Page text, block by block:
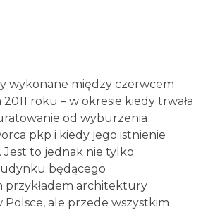
wykonane między czerwcem
roku – w okresie kiedy trwała
od wyburzenia
pkp i kiedy jego istnienie
Jest to jednak nie tylko
będącego
przykładem architektury
ale przede wszystkim